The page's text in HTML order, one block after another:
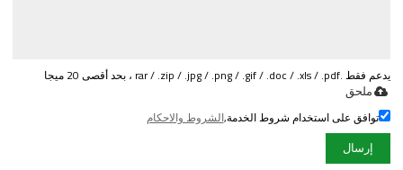
يدعم فقط .rar / .zip / .jpg / .png / .gif / .doc / .xls / .pdf ، بحد أقصى 20 ميجا
ملحق
توافق على استخدام شروط الخدمة,الشروط والاحكام
إرسال